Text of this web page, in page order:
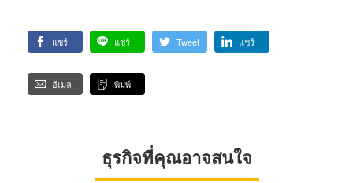
แชร์ แชร์ Tweet แชร์
อีเมล พิมพ์
ธุรกิจที่คุณอาจสนใจ